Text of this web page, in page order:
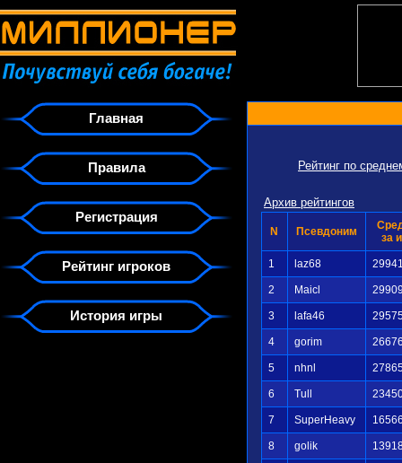
Главная
Правила
Регистрация
Рейтинг игроков
История игры
Рейтинг по
Архив рейтингов
N Псевдоним
за
1 laz68
2 Maicl
3 lafa46
4 gorim
5 nhnl
6 Tull
7 SuperHeavy
8 golik